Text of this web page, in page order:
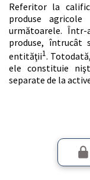
Referitor la
produse
următoarele. Într-
produse, întrucât
entităţii1.
ele constituie
separate de la